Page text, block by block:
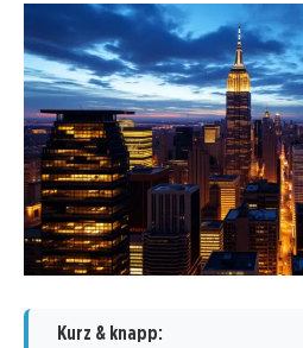
Kurz & knapp: